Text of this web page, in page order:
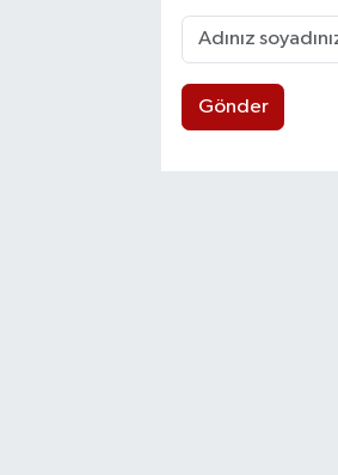
Gönder